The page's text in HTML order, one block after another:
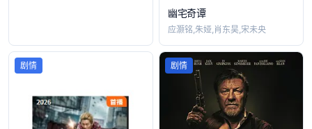
幽宅奇谭
应灏铭,朱娅,肖东昊,宋未央
剧情 剧情